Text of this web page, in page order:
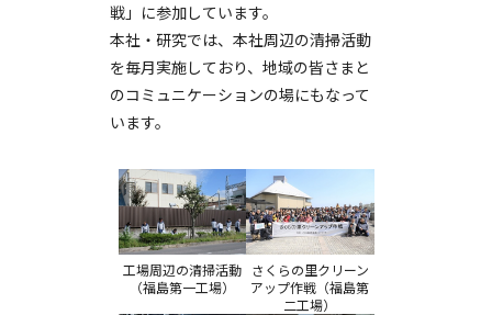
戦」に参加しています。
本社・研究では、本社周辺の清掃活動
を毎月実施しており、地域の皆さまと
のコミュニケーションの場にもなって
います。
工場周辺の清掃活動
（福島第一工場）
さくらの里クリーン
アップ作戦（福島第
二工場）